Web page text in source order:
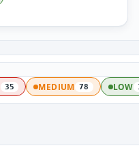
35 MEDIUM 78 LOW